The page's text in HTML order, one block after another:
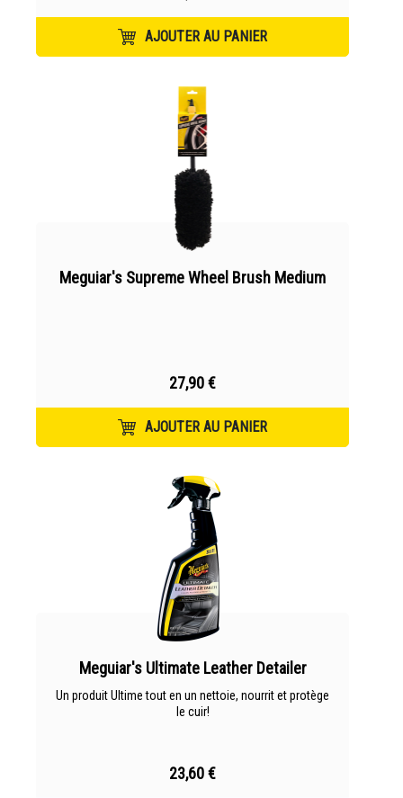
AJOUTER AU PANIER
Meguiar's Supreme Wheel Brush Medium
27,90 €
AJOUTER AU PANIER
Meguiar's Ultimate Leather Detailer
Un produit Ultime tout en un nettoie, nourrit et protège
le cuir!
23,60 €